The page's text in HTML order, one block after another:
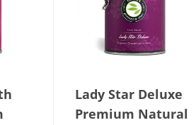
Lady Star Deluxe
Premium Natural